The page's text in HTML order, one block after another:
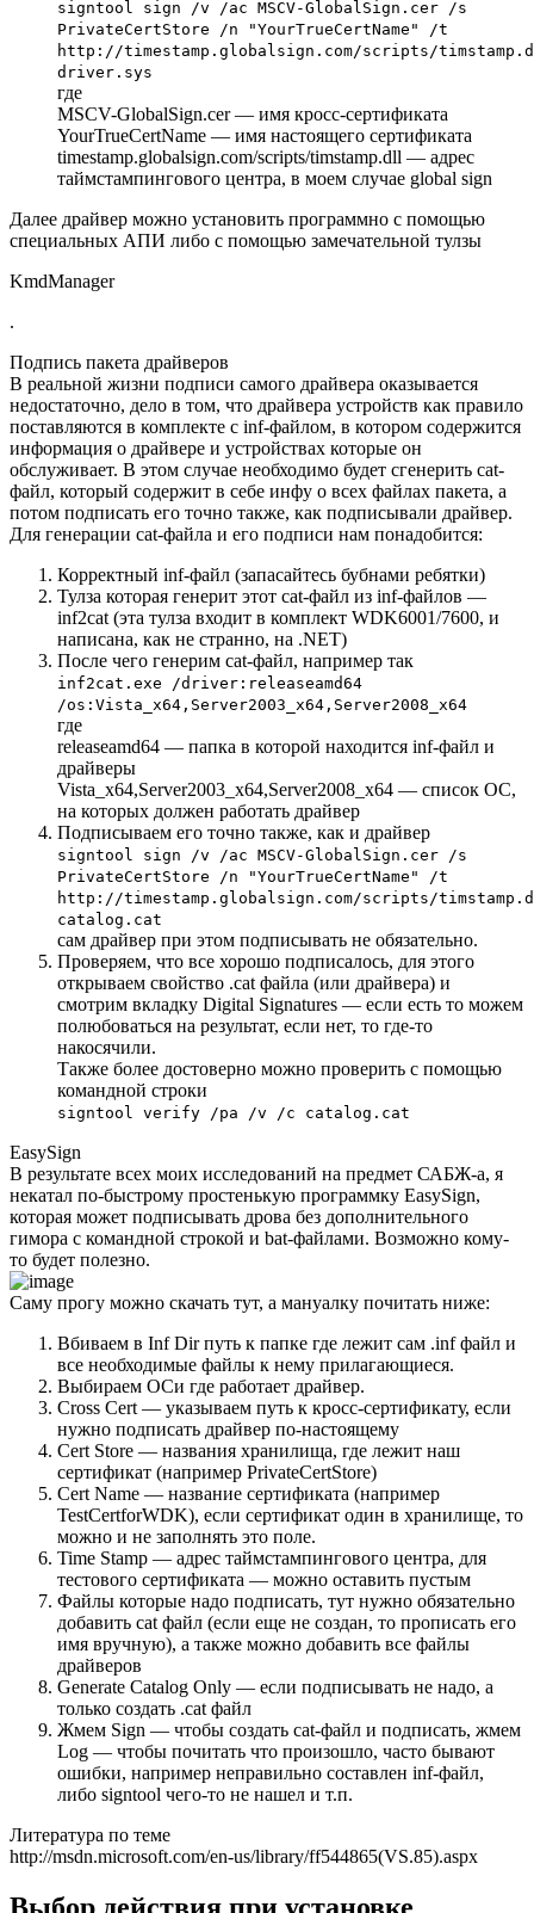
signtool sign /v /ac MSCV-GlobalSign.cer /s
PrivateCertStore /n "YourTrueCertName" /t
http://timestamp.globalsign.com/scripts/
driver.sys
где
MSCV-GlobalSign.cer— имя кросс-сертификата
YourTrueCertName — имя настоящего сертификата
timestamp.globalsign.com/scripts/timstamp.dll — адрес
таймстампингового центра, в моем случае global sign
Далее драйвер можно установить программно с помощью
специальных АПИ либо с помощью замечательной тулзы
KmdManager
.
Подпись пакета драйверов
В реальной жизни подписи самого драйвера оказывается
недостаточно, дело в том, что драйвера устройств как правило
поставляются в комплекте с inf-файлом, в котором содержится
информация о драйвере и устройствах которые он
обслуживает. В этом случае необходимо будет сгенерить cat-
файл, который содержит в себе инфу о всех файлах пакета, а
потом подписать его точно также, как подписывали драйвер.
Для генерации cat-файла и его подписи нам понадобится:
Корректный inf-файл (запасайтесь бубнами ребятки)
Тулза которая генерит этот cat-файл из inf-файлов —
inf2cat(эта тулза входит в комплект WDK6001/7600, и
написана, как не странно, на .NET)
После чего генерим cat-файл, например так
inf2cat.exe /driver:releaseamd64
/os:Vista_x64,Server2003_x64,Server2008_x64
где
releaseamd64 — папка в которой находится inf-файл и
драйверы
Vista_x64,Server2003_x64,Server2008_x64 — список ОС,
на которых должен работать драйвер
Подписываем его точно также, как и драйвер
signtool sign /v /ac MSCV-GlobalSign.cer /s
PrivateCertStore /n "YourTrueCertName" /t
http://timestamp.globalsign.com/scripts/
catalog.cat
сам драйвер при этом подписывать не обязательно.
Проверяем, что все хорошо подписалось, для этого
открываем свойство .cat файла (или драйвера) и
смотрим вкладку Digital Signatures — если есть то можем
полюбоваться на результат, если нет, то где-то
накосячили.
Также более достоверно можно проверить с помощью
командной строки
signtool verify /pa /v /c catalog.cat
EasySign
В результате всех моих исследований на предмет САБЖ-а, я
некатал по-быстрому простенькую программку EasySign,
которая может подписывать дрова без дополнительного
гимора с командной строкой и bat-файлами. Возможно кому-
то будет полезно.
Саму прогу можно скачать тут, а мануалку почитать ниже:
Вбиваем в Inf Dir путь к папке где лежит сам .inf файл и
все необходимые файлы к нему прилагающиеся.
Выбираем ОСи где работает драйвер.
Cross Cert — указываем путь к кросс-сертификату, если
нужно подписать драйвер по-настоящему
Cert Store — названия хранилища, где лежит наш
сертификат (например PrivateCertStore)
Cert Name — название сертификата (например
TestCertforWDK), если сертификат один в хранилище, то
можно и не заполнять это поле.
Time Stamp — адрес таймстампингового центра, для
тестового сертификата — можно оставить пустым
Файлы которые надо подписать, тут нужно обязательно
добавить cat файл (если еще не создан, то прописать его
имя вручную), а также можно добавить все файлы
драйверов
Generate Catalog Only — если подписывать не надо, а
только создать .cat файл
Жмем Sign — чтобы создать cat-файл и подписать, жмем
Log — чтобы почитать что произошло, часто бывают
ошибки, например неправильно составлен inf-файл,
либо signtool чего-то не нашел и т.п.
Литература по теме
http://msdn.microsoft.com/en-us/library/ff544865(VS.85).aspx